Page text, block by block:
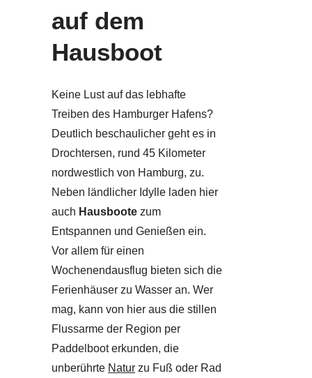
auf dem
Hausboot
Keine Lust auf das lebhafte
Treiben des Hamburger Hafens?
Deutlich beschaulicher geht es in
Drochtersen, rund 45 Kilometer
nordwestlich von Hamburg, zu.
Neben ländlicher Idylle laden hier
auch Hausboote zum
Entspannen und Genießen ein.
Vor allem für einen
Wochenendausflug bieten sich die
Ferienhäuser zu Wasser an. Wer
mag, kann von hier aus die stillen
Flussarme der Region per
Paddelboot erkunden, die
unberührte Natur zu Fuß oder Rad